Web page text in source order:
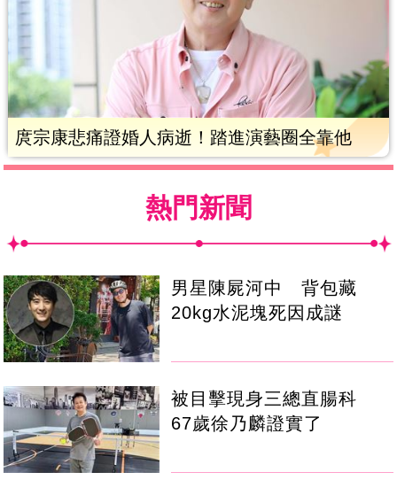
庹宗康悲痛證婚人病逝！踏進演藝圈全靠他
熱門新聞
男星陳屍河中 背包藏
20kg水泥塊死因成謎
被目擊現身三總直腸科
67歲徐乃麟證實了